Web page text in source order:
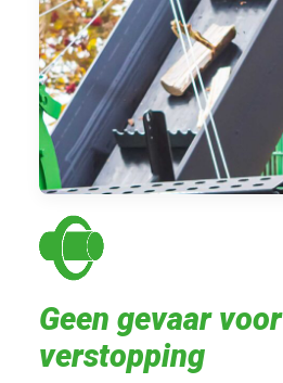
Geen gevaar voor
verstopping